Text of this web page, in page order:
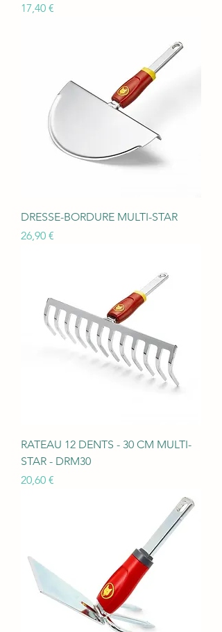
Prix
17,40 €
DRESSE-BORDURE MULTI-STAR
Prix
26,90 €
RATEAU 12 DENTS - 30 CM MULTI-
STAR - DRM30
Prix
20,60 €